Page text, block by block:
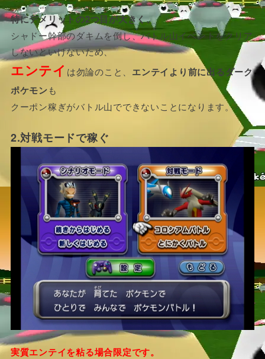
特にデメリットの2つ目が大きく、
シャドー幹部のダキムを倒し、バトル山イベントをクリア
しないといけないため、
エンテイ は勿論のこと、 エンテイより前に出るダーク
ポケモンも
クーポン稼ぎがバトル山でできないことになります。
2.対戦モードで稼ぐ
実質エンテイを粘る場合限定です。